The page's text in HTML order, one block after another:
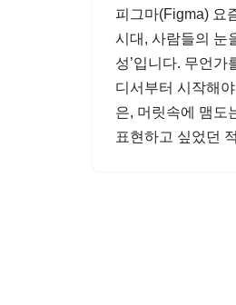
피그마(Figma) 요
시대, 사람들의 눈
성’입니다. 무언가
디서부터 시작해
은, 머릿속에 맴도
표현하고 싶었던